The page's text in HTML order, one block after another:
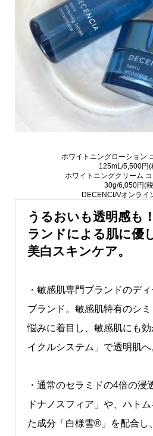
ホワイトニングローション
125mL/5,500円(
ホワイトニングクリーム
30g/6,050円(
DECENCIA/オンライ
うるおいも透明感も
ランドによる肌に優
美白スキンケア。
・敏感肌専門ブランドのデ
ブランド。敏感肌特有のシ
悩みに着目し、敏感肌にも
イクルシステム」で透明肌へ
・通常のセラミドの4倍の浸
ドナノスフィア」や、ハト
た成分「白様雪®」を配合し